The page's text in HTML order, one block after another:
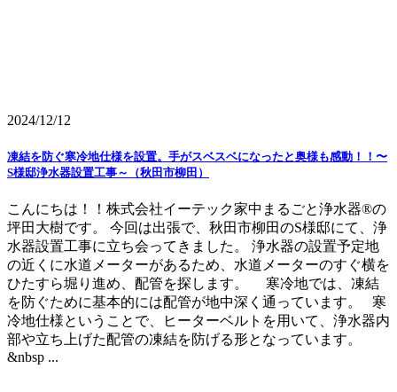
2024/12/12
凍結を防ぐ寒冷地仕様を設置。手がスベスベになったと奥様も感動！！〜
S様邸浄水器設置工事～（秋田市柳田）
こんにちは！！株式会社イーテック家中まるごと浄水器®の
坪田大樹です。 今回は出張で、秋田市柳田のS様邸にて、浄
水器設置工事に立ち会ってきました。 浄水器の設置予定地
の近くに水道メーターがあるため、水道メーターのすぐ横を
ひたすら堀り進め、配管を探します。 寒冷地では、凍結
を防ぐために基本的には配管が地中深く通っています。 寒
冷地仕様ということで、ヒーターベルトを用いて、浄水器内
部や立ち上げた配管の凍結を防げる形となっています。
&nbsp ...